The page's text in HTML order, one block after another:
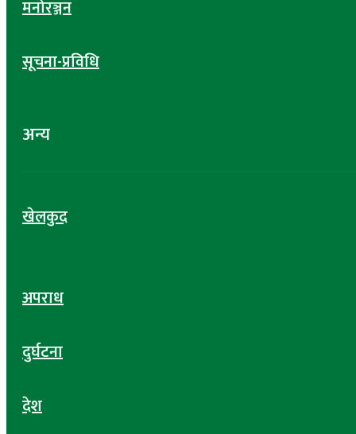
मनोरञ्जन
सूचना-प्रविधि
अन्य
खेलकुद
अपराध
दुर्घटना
देश